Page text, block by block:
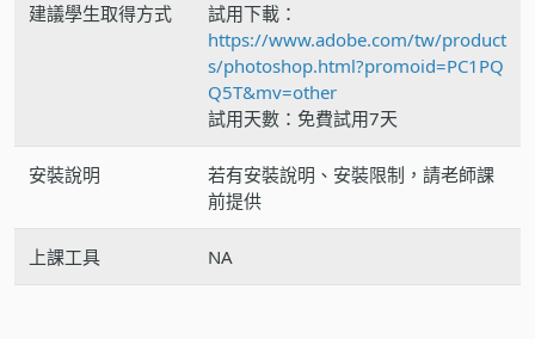
建議學生取得方式
試用下載：
https://www.adobe.com/tw/product
s/photoshop.html?promoid=PC1PQ
Q5T&mv=other
試用天數：免費試用7天
安裝說明
若有安裝說明、安裝限制，請老師課
前提供
上課工具 NA